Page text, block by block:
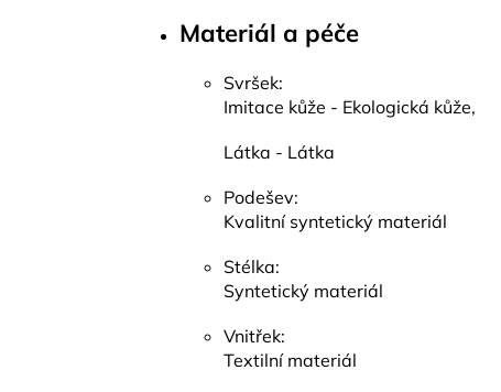
Materiál a péče
Svršek:
Imitace kůže - Ekologická kůže,
Látka - Látka
Podešev:
Kvalitní syntetický materiál
Stélka:
Syntetický materiál
Vnitřek:
Textilní materiál